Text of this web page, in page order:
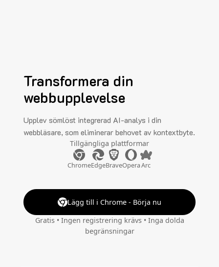
Transformera din
webbupplevelse
Upplev sömlöst integrerad AI-analys i din
webbläsare, som eliminerar behovet av kontextbyte.
Tillgängliga plattformar
ChromeEdgeBraveOperaArc
Lägg till i Chrome - Börja nu
Gratis • Ingen registrering krävs • Inga dolda
begränsningar